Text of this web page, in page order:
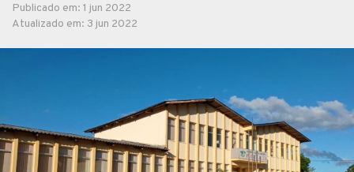
Publicado em: 1 jun 2022
Atualizado em: 3 jun 2022